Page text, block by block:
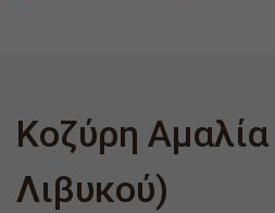
Κοζύρη Αμαλία
Λιβυκού)